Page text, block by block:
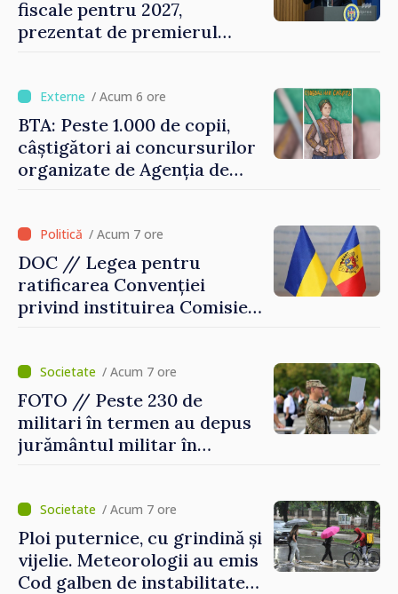
fiscale pentru 2027,
prezentat de premierul
investițiile, taxăm viciile și
echilibrăm taxarea
consumului”
/ Acum 6 ore
BTA: Peste 1.000 de copii,
câștigători ai concursurilor
organizate de Agenția de
/ Acum 7 ore
DOC // Legea pentru
ratificarea Convenției
privind instituirea Comisiei
Monitorul Oficial
/ Acum 7 ore
FOTO // Peste 230 de
militari în termen au depus
jurământul militar în
/ Acum 7 ore
Ploi puternice, cu grindină și
vijelie. Meteorologii au emis
Cod galben de instabilitate